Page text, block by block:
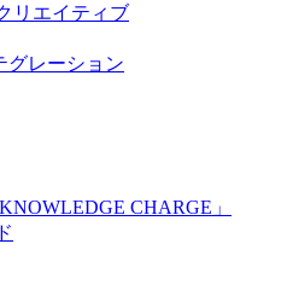
リエイティブ
グレーション
CHARGE」